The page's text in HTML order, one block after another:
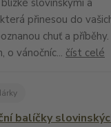
slovinskými a
přinesou do
chuť a příběhy.
o vánočníc... číst celé
balíčky